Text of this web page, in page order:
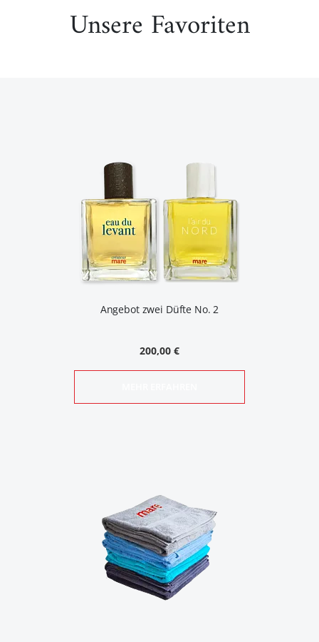
Unsere Favoriten
Angebot zwei Düfte No. 2
200,00 €